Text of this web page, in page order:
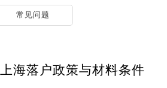
常见问题
海落户政策与材料条件